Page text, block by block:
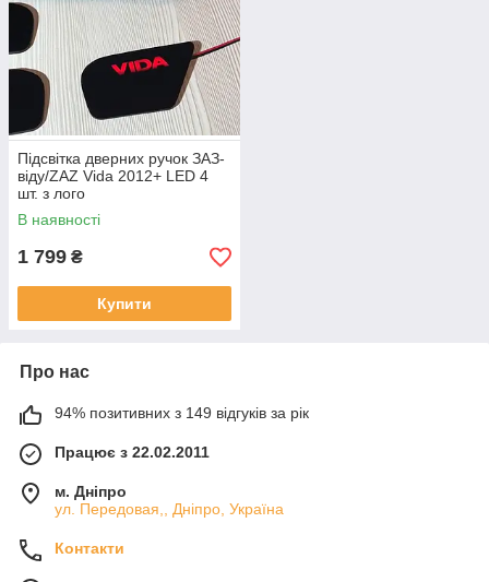
Підсвітка дверних ручок ЗАЗ-
віду/ZAZ Vida 2012+ LED 4
шт. з лого
В наявності
1 799 ₴
Купити
Про нас
94% позитивних з 149 відгуків за рік
Працює з 22.02.2011
м. Дніпро
ул. Передовая,, Дніпро, Україна
Контакти